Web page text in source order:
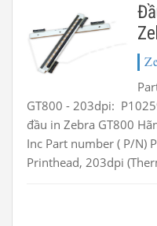
GT800 - 203dpi:
đầu in Zebra GT800
Inc Part number ( P/N)
Printhead, 203dpi